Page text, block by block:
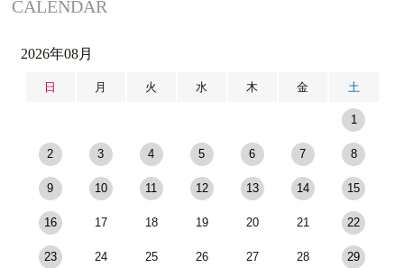
CALENDAR
2026年08月
日 月 火 水 木 金 土
1
2 3 4 5 6 7 8
9 10 11 12 13 14 15
16 17 18 19 20 21 22
23 24 25 26 27 28 29